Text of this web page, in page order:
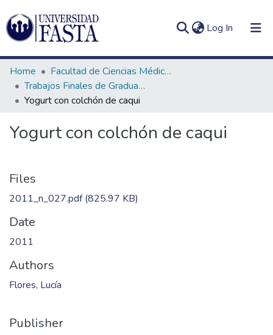
Log In (current)
Communities
&
All of DSpace
In(current)
Home
Facultad de Ciencias Médicas
Trabajos Finales de Graduación de Licenciatura en Nutrición
Yogurt con colchón de caqui
Yogurt con colchón de caqui
Files
2011_n_027.pdf
2011